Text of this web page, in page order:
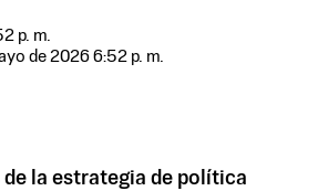
p. m.
de 2026 6:52 p. m.
la estrategia de política